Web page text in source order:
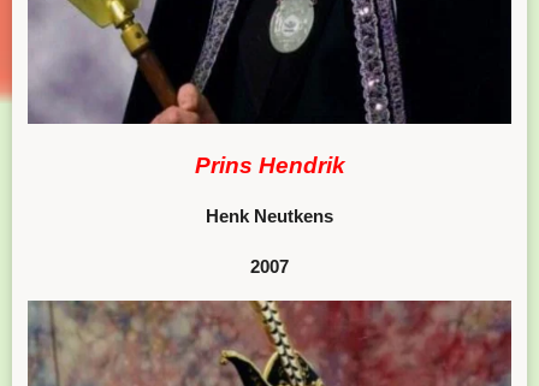
Prins Hendrik
Henk Neutkens
2007